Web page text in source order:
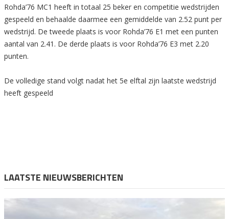
Rohda’76 MC1 heeft in totaal 25 beker en competitie wedstrijden
gespeeld en behaalde daarmee een gemiddelde van 2.52 punt per
wedstrijd. De tweede plaats is voor Rohda’76 E1 met een punten
aantal van 2.41. De derde plaats is voor Rohda’76 E3 met 2.20
punten.
De volledige stand volgt nadat het 5e elftal zijn laatste wedstrijd
heeft gespeeld
LAATSTE NIEUWSBERICHTEN